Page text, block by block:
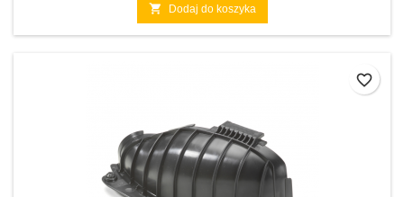
 Dodaj do koszyka
favorite_border